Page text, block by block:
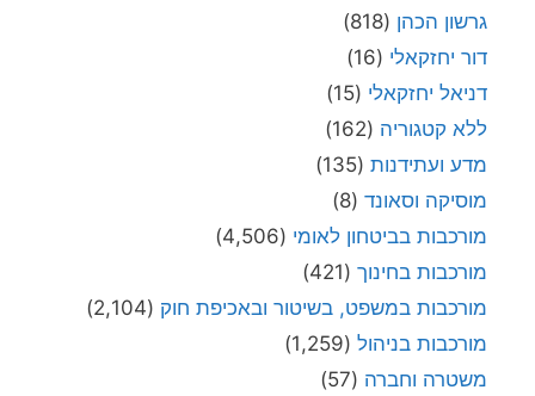
גרשון הכהן (818)
דור יחזקאלי (16)
דניאל יחזקאלי (15)
ללא קטגוריה (162)
מדע ועתידנות (135)
מוסיקה וסאונד (8)
מורכבות בביטחון לאומי (4,506)
מורכבות בחינוך (421)
מורכבות במשפט, בשיטור ובאכיפת חוק (2,104)
מורכבות בניהול (1,259)
משטרה וחברה (57)